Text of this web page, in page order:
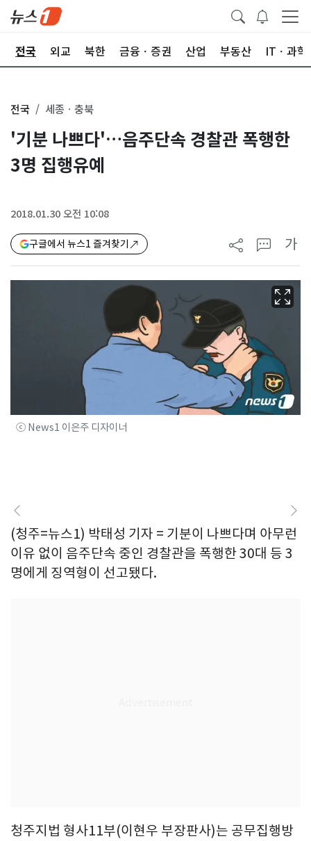
전국 외교 북한 금융ㆍ증권 산업 부동산 ITㆍ과학
전국 세종ㆍ충북
'기분 나쁘다'…음주단속 경찰관 폭행한
3명 집행유예
2018.01.30 오전 10:08
구글에서 뉴스1 즐겨찾기 가
ⓒ News1 이은주 디자이너
(청주=뉴스1) 박태성 기자 = 기분이 나쁘다며 아무런
이유 없이 음주단속 중인 경찰관을 폭행한 30대 등 3
명에게 징역형이 선고됐다.
청주지법 형사11부(이현우 부장판사)는 공무집행방